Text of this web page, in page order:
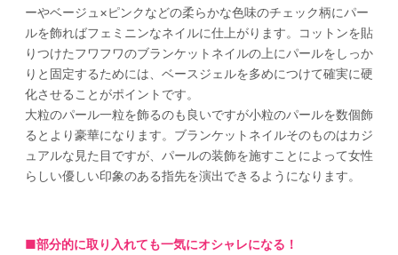
ーやベージュ×ピンクなどの柔らかな色味のチェック柄にパー
ルを飾ればフェミニンなネイルに仕上がります。コットンを貼
りつけたフワフワのブランケットネイルの上にパールをしっか
りと固定するためには、ベースジェルを多めにつけて確実に硬
化させることがポイントです。
大粒のパール一粒を飾るのも良いですが小粒のパールを数個飾
るとより豪華になります。ブランケットネイルそのものはカジ
ュアルな見た目ですが、パールの装飾を施すことによって女性
らしい優しい印象のある指先を演出できるようになります。
■部分的に取り入れても一気にオシャレになる！